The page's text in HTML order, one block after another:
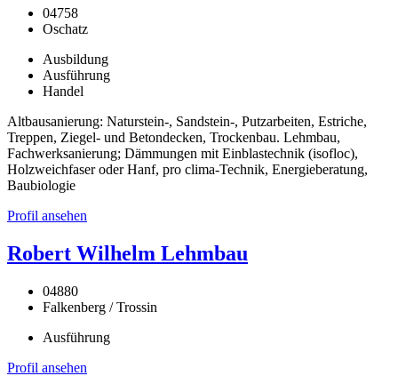
04758
Oschatz
Ausbildung
Ausführung
Handel
Altbausanierung: Naturstein-, Sandstein-, Putzarbeiten, Estriche,
Treppen, Ziegel- und Betondecken, Trockenbau. Lehmbau,
Fachwerksanierung; Dämmungen mit Einblastechnik (isofloc),
Holzweichfaser oder Hanf, pro clima-Technik, Energieberatung,
Baubiologie
Profil ansehen
Robert Wilhelm Lehmbau
04880
Falkenberg / Trossin
Ausführung
Profil ansehen